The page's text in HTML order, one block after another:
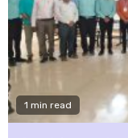
1 min read